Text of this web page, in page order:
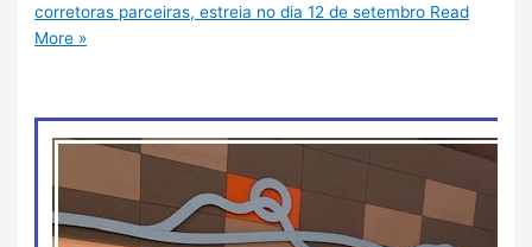
corretoras parceiras, estreia no dia 12 de setembro Read
More »